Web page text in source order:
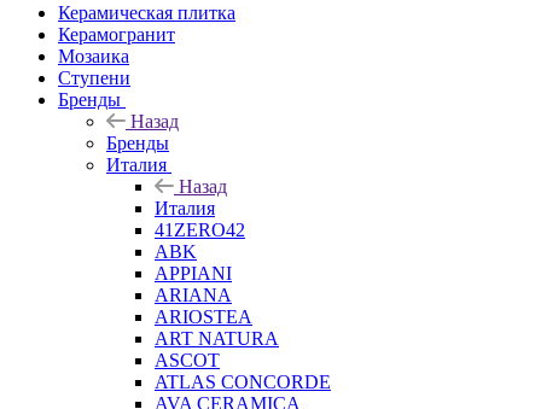
Керамическая плитка
Керамогранит
Мозаика
Ступени
Бренды
Назад
Бренды
Италия
Назад
Италия
41ZERO42
ABK
APPIANI
ARIANA
ARIOSTEA
ART NATURA
ASCOT
ATLAS CONCORDE
AVA CERAMICA